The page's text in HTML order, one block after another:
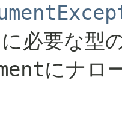
必要な型
にナロ